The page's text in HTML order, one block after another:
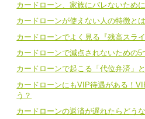
カードローン、家族にバレないため
カードローンが使えない人の特徴と
カードローンでよく見る『残高スラ
カードローンで減点されないための5
カードローンで起こる「代位弁済」
カードローンにもVIP待遇がある！
う？
カードローンの返済が遅れたらどう